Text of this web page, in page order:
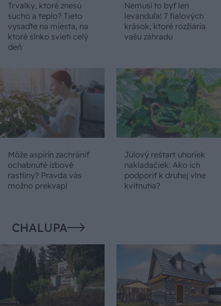
Trvalky, ktoré znesú
sucho a teplo? Tieto
vysaďte na miesta, na
ktoré slnko svieti celý
deň
Nemusí to byť len
levanduľa! 7 fialových
krások, ktoré rozžiaria
vašu záhradu
Môže aspirín zachrániť
ochabnuté izbové
rastliny? Pravda vás
možno prekvapí
Júlový reštart uhoriek
nakladačiek: Ako ich
podporiť k druhej vlne
kvitnutia?
CHALUPA